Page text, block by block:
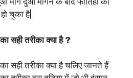
चुका है|
सही तरीका क्या है ?
सही तरीका क्या है चलिए जानते हैं